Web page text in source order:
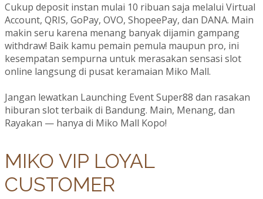
Cukup deposit instan mulai 10 ribuan saja melalui Virtual
Account, QRIS, GoPay, OVO, ShopeePay, dan DANA. Main
makin seru karena menang banyak dijamin gampang
withdraw! Baik kamu pemain pemula maupun pro, ini
kesempatan sempurna untuk merasakan sensasi slot
online langsung di pusat keramaian Miko Mall.
Jangan lewatkan Launching Event Super88 dan rasakan
hiburan slot terbaik di Bandung. Main, Menang, dan
Rayakan — hanya di Miko Mall Kopo!
MIKO VIP LOYAL
CUSTOMER